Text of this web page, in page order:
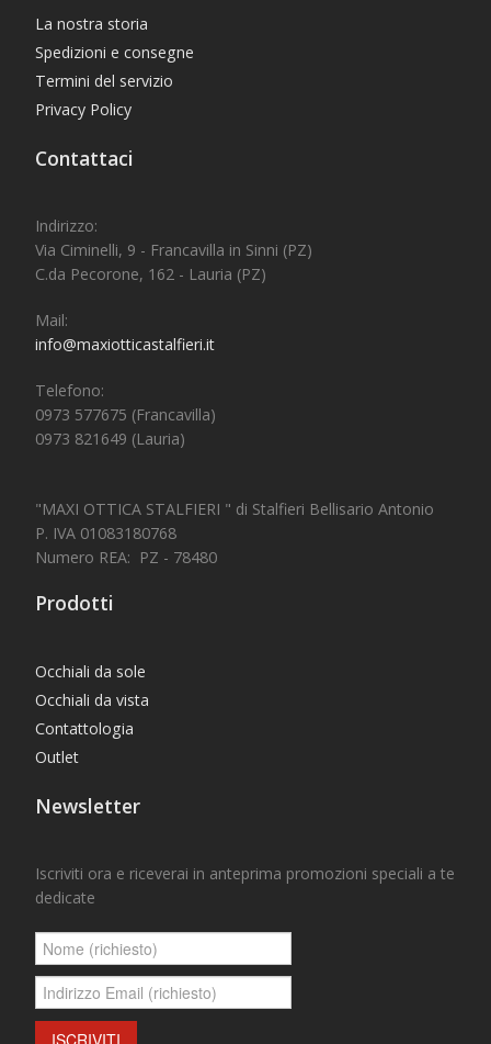
La nostra storia
Spedizioni e consegne
Termini del servizio
Privacy Policy
Contattaci
Indirizzo:
Via Ciminelli, 9 - Francavilla in Sinni (PZ)
C.da Pecorone, 162 - Lauria (PZ)
Mail:
info@maxiotticastalfieri.it
Telefono:
0973 577675 (Francavilla)
0973 821649 (Lauria)
"MAXI OTTICA STALFIERI " di Stalfieri Bellisario Antonio
P. IVA 01083180768
Numero REA: PZ - 78480
Prodotti
Occhiali da sole
Occhiali da vista
Contattologia
Outlet
Newsletter
Iscriviti ora e riceverai in anteprima promozioni speciali a te
dedicate